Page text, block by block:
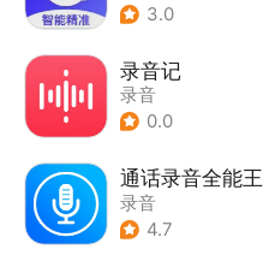
3.0
录音记
录音
0.0
通话录音全能王
录音
4.7